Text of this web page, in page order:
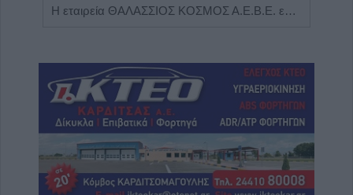
Η εταιρεία ΘΑΛΑΣΣΙΟΣ ΚΟΣΜΟΣ Α.Ε.Β.Ε. επιθυμεί να προσλάβει Αποθηκάριο